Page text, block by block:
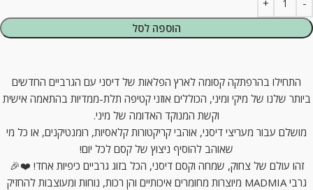
הוספה לסל
התחילו בהרפתקה קסומה לארץ הפלאות של דיסני עם הגרביים החדשים
ביותר שלנו של מיקי ומיני, הכוללים אוזני קטיפה תלת-ממדיות בהתאמה אישית
וקשת המנוקד האדומה של מיני.
מושלם עבור מעריצי דיסני, אוהבי קריקטורות קלאסיות, רומנטיקנים, או כל מי
שאוהב להוסיף ניצוץ של קסם לכל יום!
זהו עולם של צחוק, שמחה וקסם דיסני, הכל בזוג גרביים כיפיות אחד! ❤️🎉
גרבי MADMIA מיוצרות מחומרים איכותיים והן רכות, נוחות ומעוצבות להחזיק